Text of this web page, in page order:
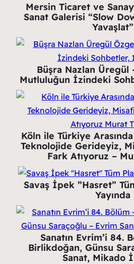
Mersin Ticaret ve
Sanat Galerisi “Slow
Yavaşlat”
Büşra Nazlan Üregül
Mutluluğun İzindeki
Köln ile Türkiye
Teknolojide Gerideyiz,
Fark Atıyoruz –
Savaş İpek ”Hasret”
Yayında
Sanatın Evrim’i 84.
Birlikdoğan, Günsu
Sanat, Mikado